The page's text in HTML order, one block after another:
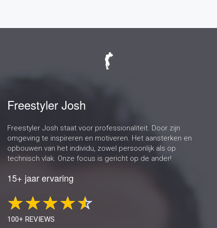
Freestyler Josh
Freestyler Josh staat voor professionaliteit. Door zijn
omgeving te inspireren en motiveren. Het aansterken en
opbouwen van het individu, zowel persoonlijk als op
technisch vlak. Onze focus is gericht op de ander!
15+ jaar ervaring
100+ REVIEWS